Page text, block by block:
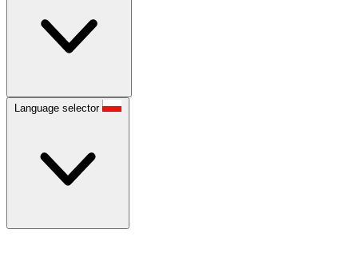
Language selector